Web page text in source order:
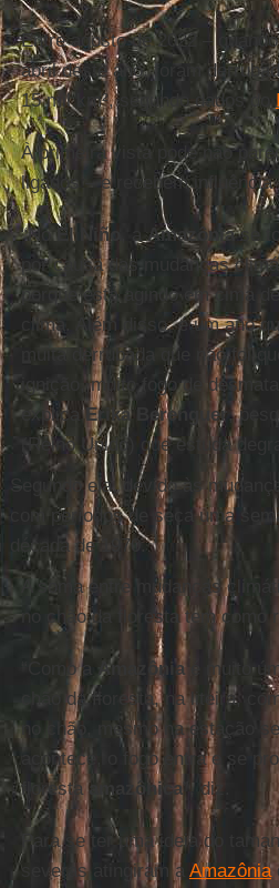
Entre agosto de 2022 –
abril deste ano, foram
15 mil km², segundo dados do
À primeira vista pode não
ligados – e recebem
“NoEl Niño , aAmazôniase
por causa das mudanças
porque está agindo em cima
clima. Além disso, é um ano
muita derrubada que não foi
ignição, muito fogo de
explicaErika Berenguer,
(Reino Unido) que estuda
Segundo ela, devido às
com períodos de seca uma
década de 1970.
A soma entre mudanças
no chão da floresta tem como
“Como a Amazôniaé muito
chão da floresta, na liteira,
no chão, mesmo na estação
acontece, o fogo entra e se
floresta amazônica”, diz.
Para se ter uma ideia do
severas atingiram a Amazônia